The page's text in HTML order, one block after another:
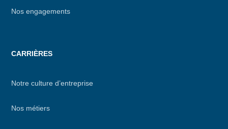
Nos engagements
CARRIÈRES
Notre culture d’entreprise
Nos métiers